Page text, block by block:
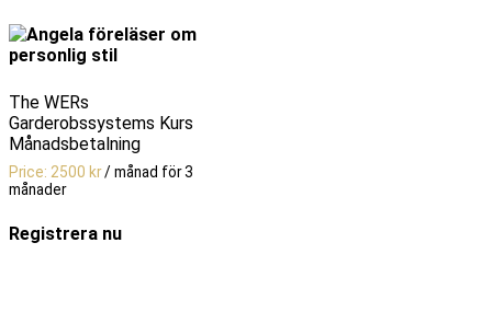
The WERs
Garderobssystems Kurs
Månadsbetalning
2500 kr/ månad för 3
månader
Registrera nu